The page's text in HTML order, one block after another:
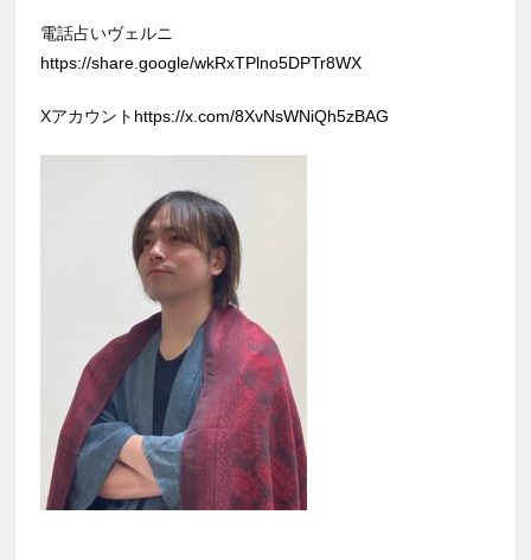
電話占いヴェルニ
https://share.google/wkRxTPlno5DPTr8WX
Xアカウント https://x.com/8XvNsWNiQh5zBAG